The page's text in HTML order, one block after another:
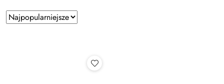
Zastosowano
sortowanie:
Sortuj
według